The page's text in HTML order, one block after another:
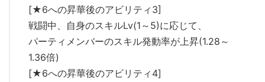
[★6への昇華後のアビリティ3]
戦闘中、自身のスキルLv(1～5)に応じて、
パーティメンバーのスキル発動率が上昇(1.28～
1.36倍)
[★6への昇華後のアビリティ4]